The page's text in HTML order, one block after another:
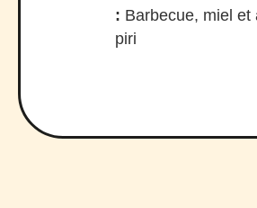
: Barbecue, miel et
piri